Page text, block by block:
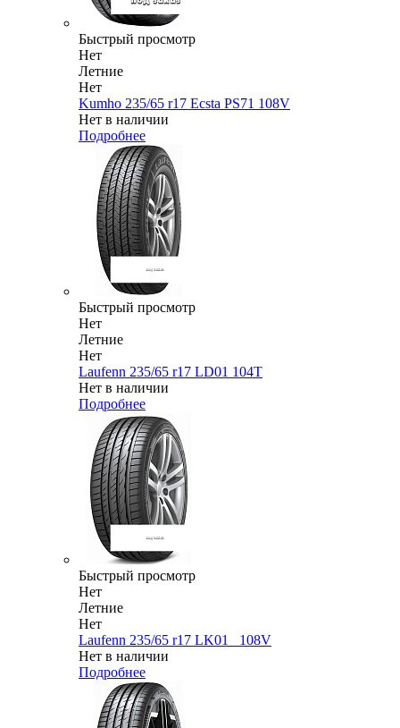
Быстрый просмотр
Нет
Летние
Нет
Kumho 235/65 r17 Ecsta PS71 108V
Нет в наличии
Подробнее
Быстрый просмотр
Нет
Летние
Нет
Laufenn 235/65 r17 LD01 104T
Нет в наличии
Подробнее
Быстрый просмотр
Нет
Летние
Нет
Laufenn 235/65 r17 LK01_ 108V
Нет в наличии
Подробнее